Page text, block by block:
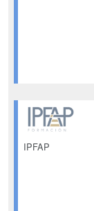
IPFAP